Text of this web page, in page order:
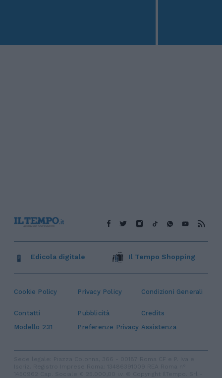
Cookie Policy Privacy Policy Condizioni Generali
Contatti Pubblicità
Credits
Modello 231
Preferenze Privacy Assistenza
Edicola digitale Il Tempo Shopping